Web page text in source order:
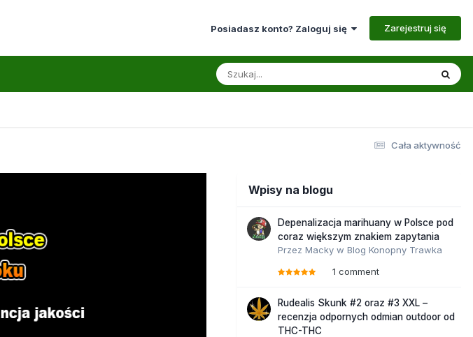
Posiadasz konto? Zaloguj się Zarejestruj się
Cała aktywność
Wpisy na blogu
Depenalizacja marihuany w Polsce pod
coraz większym znakiem zapytania
Przez Macky w Blog Konopny Trawka
1 comment
Rudealis Skunk #2 oraz #3 XXL –
recenzja odpornych odmian outdoor od
THC-THC